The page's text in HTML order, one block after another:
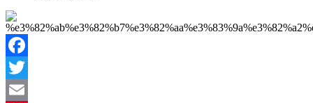
Facebook
Twitter